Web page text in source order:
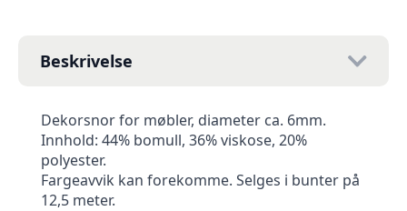
Beskrivelse
Dekorsnor for møbler, diameter ca. 6mm.
Innhold: 44% bomull, 36% viskose, 20%
polyester.
Fargeavvik kan forekomme. Selges i bunter på
12,5 meter.